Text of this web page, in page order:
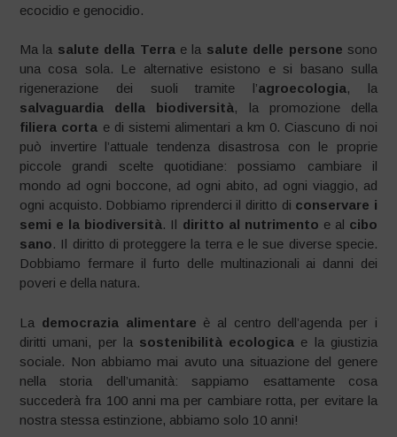
ecocidio e genocidio.
Ma la salute della Terrae la salute delle persone sono
una cosa sola. Le alternative esistono e si basano sulla
rigenerazione dei suoli tramite l’agroecologia, la
salvaguardia della biodiversità, la promozione della
filiera corta e di sistemi alimentari a km 0. Ciascuno di noi
può invertire l’attuale tendenza disastrosa con le proprie
piccole grandi scelte quotidiane: possiamo cambiare il
mondo ad ogni boccone, ad ogni abito, ad ogni viaggio, ad
ogni acquisto. Dobbiamo riprenderci il diritto di conservare i
semi e la biodiversità. Il diritto al nutrimento e al cibo
sano. Il diritto di proteggere la terra e le sue diverse specie.
Dobbiamo fermare il furto delle multinazionali ai danni dei
poveri e della natura.
La democrazia alimentare è al centro dell’agenda per i
diritti umani, per la sostenibilità ecologica e la giustizia
sociale. Non abbiamo mai avuto una situazione del genere
nella storia dell’umanità: sappiamo esattamente cosa
succederà fra 100 anni ma per cambiare rotta, per evitare la
nostra stessa estinzione, abbiamo solo 10 anni!